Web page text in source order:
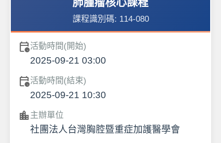
課程識別碼: 114-080
calendar_clock活動時間(開始)
2025-09-21 03:00
calendar_clock活動時間(結束)
2025-09-21 10:30
location_city 主辦單位
社團法人台灣胸腔暨重症加護醫學會